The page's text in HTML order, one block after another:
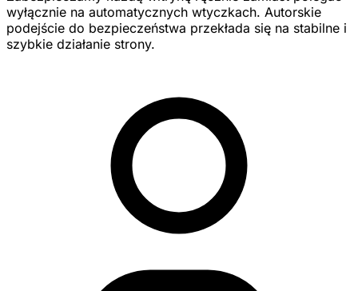
wyłącznie na automatycznych wtyczkach. Autorskie
podejście do bezpieczeństwa przekłada się na stabilne i
szybkie działanie strony.